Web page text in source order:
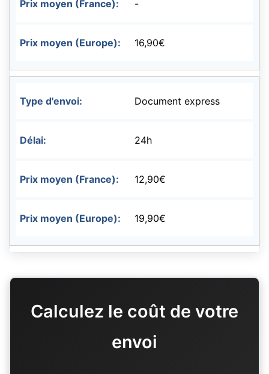
-
16,90€
Document express
24h
12,90€
19,90€
Calculez le coût de votre
envoi